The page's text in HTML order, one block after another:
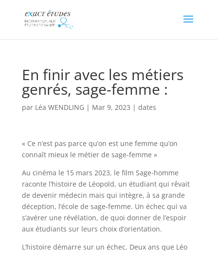
En finir avec les métiers
genrés, sage-femme :
par Léa WENDLING | Mar 9, 2023 | dates
« Ce n’est pas parce qu’on est une femme qu’on
connaît mieux le métier de sage-femme »
Au cinéma le 15 mars 2023, le film Sage-homme
raconte l’histoire de Léopold, un étudiant qui rêvait
de devenir médecin mais qui intègre, à sa grande
déception, l’école de sage-femme. Un échec qui va
s’avérer une révélation, de quoi donner de l’espoir
aux étudiants sur leurs choix d’orientation.
L’histoire démarre sur un échec. Deux ans que Léo